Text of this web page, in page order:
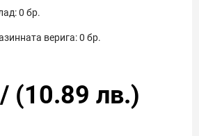
0 бр.
верига:0 бр.
/ (10.89 лв.)